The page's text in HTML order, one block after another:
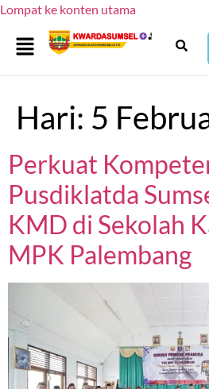
Lompat ke konten utama
Hari: 5
Perkuat
Pusdiklatda
KMD di Sekolah
MPK Palembang